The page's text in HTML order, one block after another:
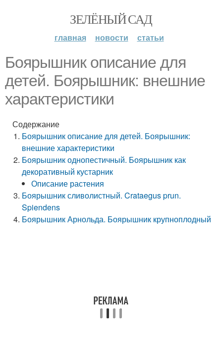
ЗЕЛЁНЫЙ САД
главная новости статьи
Боярышник описание для
детей. Боярышник: внешние
характеристики
Содержание
Боярышник описание для детей. Боярышник:
внешние характеристики
Боярышник однопестичный. Боярышник как
декоративный кустарник
Описание растения
Боярышник сливолистный. Crataegus prun.
Spiendens
Боярышник Арнольда. Боярышник крупноплодный